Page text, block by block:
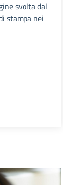
svolta dal
stampa nei